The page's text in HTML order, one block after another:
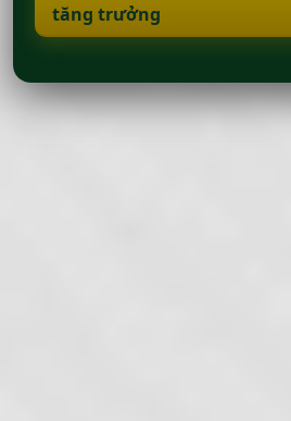
tăng trưởng